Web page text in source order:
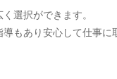
選択ができます。
もあり安心して仕事に